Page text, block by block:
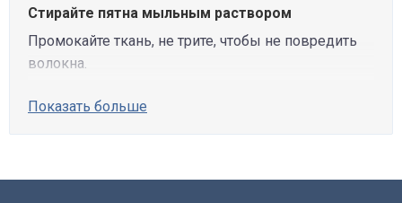
Стирайте пятна мыльным раствором
Промокайте ткань, не трите, чтобы не повредить
волокна.
Показать больше